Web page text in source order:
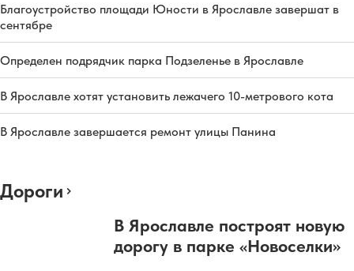
Благоустройство площади Юности в Ярославле завершат в
сентябре
Определен подрядчик парка Подзеленье в Ярославле
В Ярославле хотят установить лежачего 10-метрового кота
В Ярославле завершается ремонт улицы Панина
Дороги
В Ярославле построят новую
дорогу в парке «Новоселки»